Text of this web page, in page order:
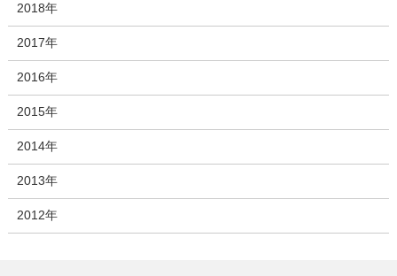
2018年
2017年
2016年
2015年
2014年
2013年
2012年